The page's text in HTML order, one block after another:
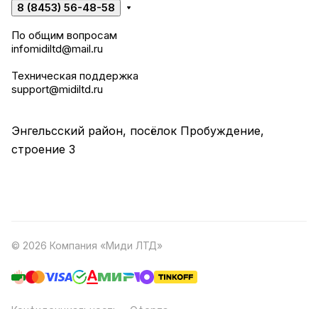
8 (8453) 56-48-58
По общим вопросам
infomidiltd@mail.ru
Техническая поддержка
support@midiltd.ru
Энгельсский район, посёлок Пробуждение,
строение 3
© 2026 Компания «Миди ЛТД»